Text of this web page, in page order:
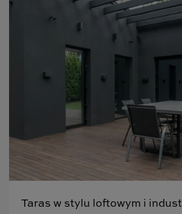
Taras w stylu loftowym i